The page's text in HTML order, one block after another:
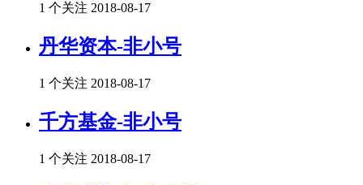
1 个关注 2018-08-17
丹华资本-非小号
1 个关注 2018-08-17
千方基金-非小号
1 个关注 2018-08-17